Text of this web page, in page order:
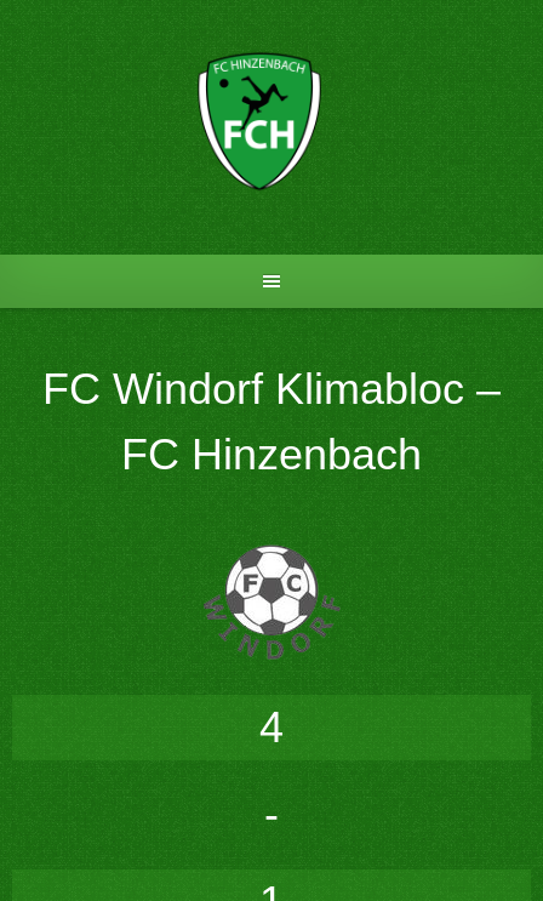
to
FC Windorf Klimabloc –
FC Hinzenbach
4
-